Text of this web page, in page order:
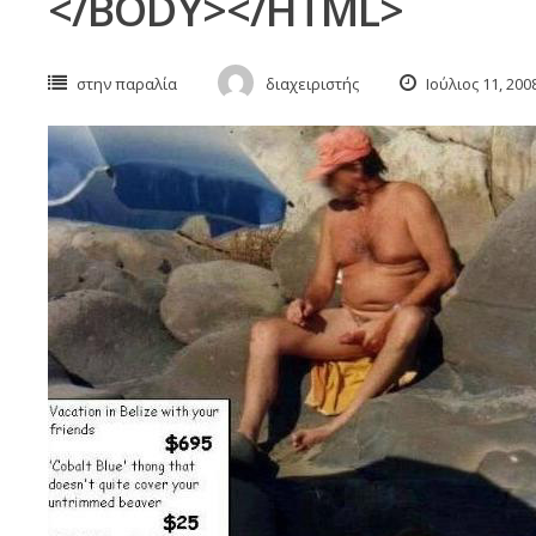
στην παραλία διαχειριστής Ιούλιος 11,